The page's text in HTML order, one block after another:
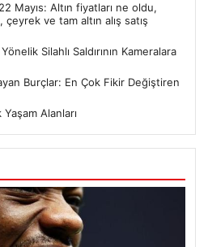
Mayıs: Altın fiyatları ne oldu,
çeyrek ve tam altın alış satış
Silahlı Saldırının Kameralara
Burçlar: En Çok Fikir Değiştiren
Alanları